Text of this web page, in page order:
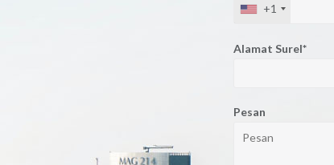
+1
Alamat Surel*
Pesan